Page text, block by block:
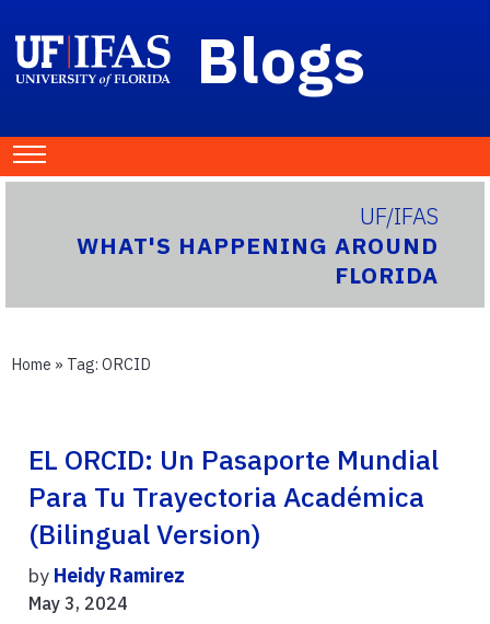
Blogs
UF/IFAS
WHAT'S HAPPENING AROUND
FLORIDA
Home » Tag: ORCID
EL ORCID: Un Pasaporte Mundial
Para Tu Trayectoria Académica
(bilingual Version)
by Heidy Ramirez
May 3, 2024